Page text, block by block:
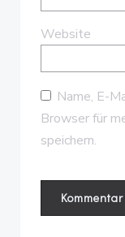
Website
Name, E-
Browser für
speichern.